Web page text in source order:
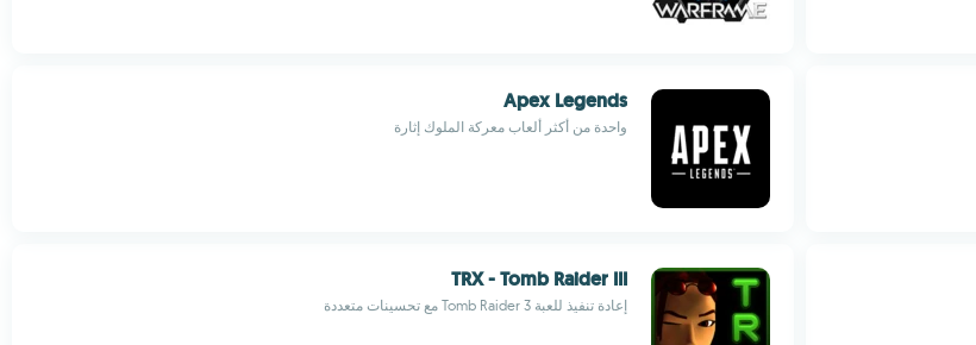
Apex Legends
واحدة من أكثر ألعاب معركة الملوك إثارة
TRX - Tomb Raider III
إعادة تنفيذ للعبة Tomb Raider 3 مع تحسينات متعددة